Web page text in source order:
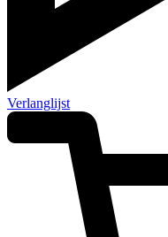
Verlanglijst